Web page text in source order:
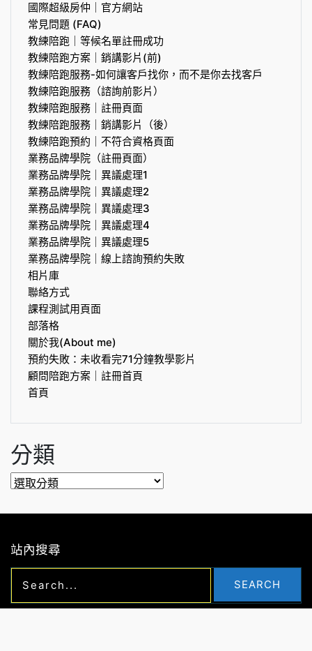
國際超級房仲｜官方網站
常見問題 (FAQ)
教練陪跑｜等候名單註冊成功
教練陪跑方案｜銷講影片(前)
教練陪跑服務-如何讓客戶找你，而不是你去找客戶
教練陪跑服務（諮詢前影片）
教練陪跑服務｜註冊頁面
教練陪跑服務｜銷講影片（後）
教練陪跑預約｜不符合資格頁面
業務品牌學院（註冊頁面）
業務品牌學院｜異議處理1
業務品牌學院｜異議處理2
業務品牌學院｜異議處理3
業務品牌學院｜異議處理4
業務品牌學院｜異議處理5
業務品牌學院｜線上諮詢預約失敗
相片庫
聯絡方式
課程測試用頁面
部落格
關於我(About me)
預約失敗：未收看完71分鐘教學影片
顧問陪跑方案｜註冊首頁
首頁
分類
分
站內搜尋